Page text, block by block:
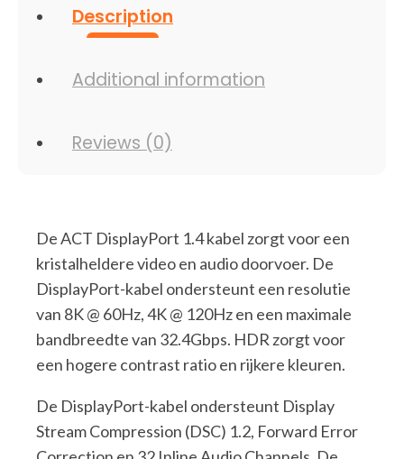
Description
Additional information
Reviews (0)
De ACT DisplayPort 1.4 kabel zorgt voor een
kristalheldere video en audio doorvoer. De
DisplayPort-kabel ondersteunt een resolutie
van 8K @ 60Hz, 4K @ 120Hz en een maximale
bandbreedte van 32.4Gbps. HDR zorgt voor
een hogere contrast ratio en rijkere kleuren.
De DisplayPort-kabel ondersteunt Display
Stream Compression (DSC) 1.2, Forward Error